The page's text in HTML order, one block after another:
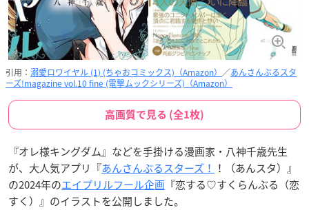
引用： 溺愛ロワイヤル (1) (ちゃおコミックス)（Amazon） ／あんさんぶるスタ
ーズ!magazine vol.10 fine (電撃ムックシリーズ)（Amazon）
高画質で見る (全1枚)
『オレ様キングダム』などを手掛ける漫画家・八神千歳先生
が、大人気アプリ『あんさんぶるスターズ！ ！（あんスタ）』
の2024年のエイプリルフール企画 『恋する♡すくらんぶる（恋
すく）』のイラストを公開しました。